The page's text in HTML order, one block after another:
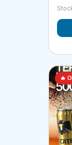
🔥